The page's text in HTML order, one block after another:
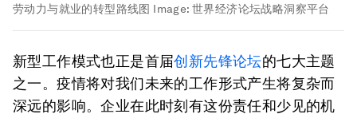
劳动力与就业的转型路线图 Image:世界经济论坛战略洞察平台
新型工作模式也正是首届创新先锋论坛的七大主题
之一。疫情将对我们未来的工作形式产生将复杂而
深远的影响。企业在此时刻有这份责任和少见的机